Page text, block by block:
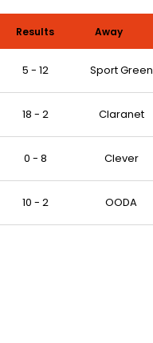
Results Away
5 - 12 Sport Green
18 - 2 Claranet
0 - 8 Clever
10 - 2 OODA
João Pedro Araújo
Leonardo de Brito